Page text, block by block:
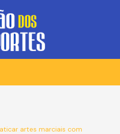
artes marciais com